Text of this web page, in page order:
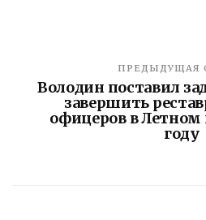
ПРЕДЫДУЩАЯ
Володин поставил
завершить
офицеров в Летном
году